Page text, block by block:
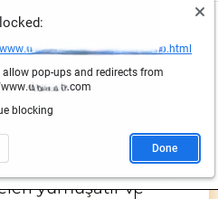
için Zoom
ışık olarak değil,
yumuşak ışıklı
da kullanın.
monitörde 4000 K
yumuşatır ve